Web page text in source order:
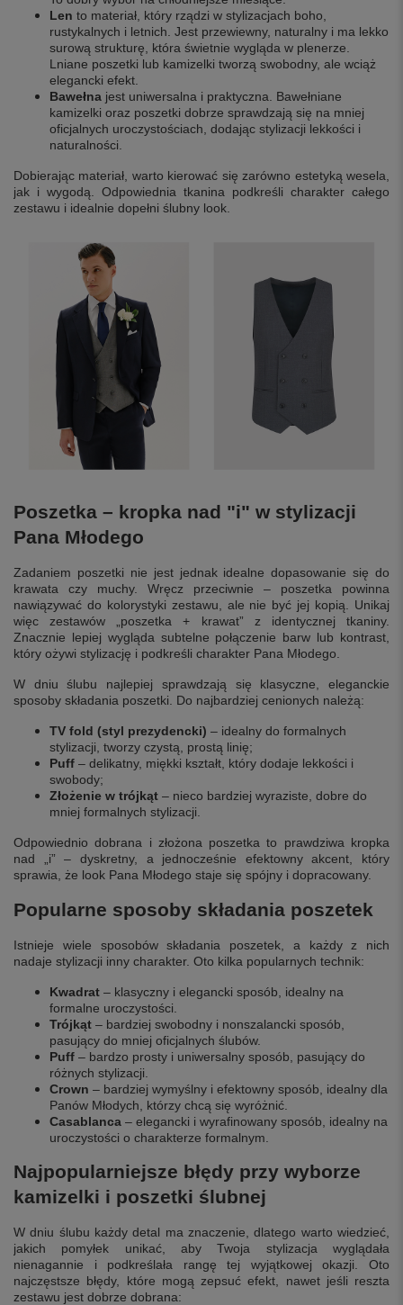
Len to materiał, który rządzi w stylizacjach boho,
rustykalnych i letnich. Jest przewiewny, naturalny i ma lekko
surową strukturę, która świetnie wygląda w plenerze.
Lniane poszetki lub kamizelki tworzą swobodny, ale wciąż
elegancki efekt.
Bawełna jest uniwersalna i praktyczna. Bawełniane
kamizelki oraz poszetki dobrze sprawdzają się na mniej
oficjalnych uroczystościach, dodając stylizacji lekkości i
naturalności.
Dobierając materiał, warto kierować się zarówno estetyką wesela,
jak i wygodą. Odpowiednia tkanina podkreśli charakter całego
zestawu i idealnie dopełni ślubny look.
Poszetka – kropka nad "i" w stylizacji
Pana Młodego
Zadaniem poszetki nie jest jednak idealne dopasowanie się do
krawata czy muchy. Wręcz przeciwnie – poszetka powinna
nawiązywać do kolorystyki zestawu, ale nie być jej kopią. Unikaj
więc zestawów „poszetka + krawat” z identycznej tkaniny.
Znacznie lepiej wygląda subtelne połączenie barw lub kontrast,
który ożywi stylizację i podkreśli charakter Pana Młodego.
W dniu ślubu najlepiej sprawdzają się klasyczne, eleganckie
sposoby składania poszetki. Do najbardziej cenionych należą:
TV fold (styl prezydencki) – idealny do formalnych
stylizacji, tworzy czystą, prostą linię;
Puff – delikatny, miękki kształt, który dodaje lekkości i
swobody;
Złożenie w trójkąt – nieco bardziej wyraziste, dobre do
mniej formalnych stylizacji.
Odpowiednio dobrana i złożona poszetka to prawdziwa kropka
nad „i” – dyskretny, a jednocześnie efektowny akcent, który
sprawia, że look Pana Młodego staje się spójny i dopracowany.
Popularne sposoby składania poszetek
Istnieje wiele sposobów składania poszetek, a każdy z nich
nadaje stylizacji inny charakter. Oto kilka popularnych technik:
Kwadrat – klasyczny i elegancki sposób, idealny na
formalne uroczystości.
Trójkąt – bardziej swobodny i nonszalancki sposób,
pasujący do mniej oficjalnych ślubów.
Puff – bardzo prosty i uniwersalny sposób, pasujący do
różnych stylizacji.
Crown – bardziej wymyślny i efektowny sposób, idealny dla
Panów Młodych, którzy chcą się wyróżnić.
Casablanca – elegancki i wyrafinowany sposób, idealny na
uroczystości o charakterze formalnym.
Najpopularniejsze błędy przy wyborze
kamizelki i poszetki ślubnej
W dniu ślubu każdy detal ma znaczenie, dlatego warto wiedzieć,
jakich pomyłek unikać, aby Twoja stylizacja wyglądała
nienagannie i podkreślała rangę tej wyjątkowej okazji. Oto
najczęstsze błędy, które mogą zepsuć efekt, nawet jeśli reszta
zestawu jest dobrze dobrana: